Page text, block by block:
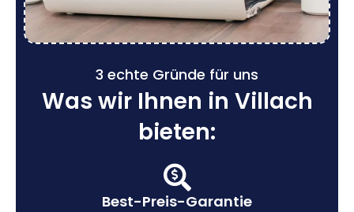
3 echte Gründe für uns
Was wir Ihnen in Villach
bieten:
Best-Preis-Garantie